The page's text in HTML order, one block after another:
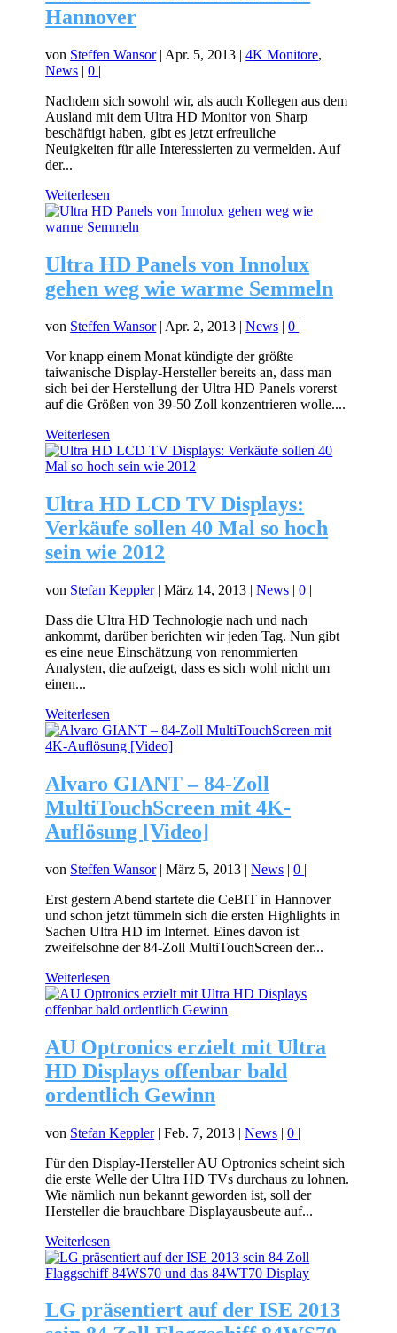
Hannover
von Steffen Wansor| Apr. 5, 2013 |4K Monitore,
News |0 |
Nachdem sich sowohl wir, als auch Kollegen aus dem
Ausland mit dem Ultra HD Monitor von Sharp
beschäftigt haben, gibt es jetzt erfreuliche
Neuigkeiten für alle Interessierten zu vermelden. Auf
der...
Weiterlesen
Ultra HD Panels von Innolux
gehen weg wie warme Semmeln
von Steffen Wansor| Apr. 2, 2013 |News |0 |
Vor knapp einem Monat kündigte der größte
taiwanische Display-Hersteller bereits an, dass man
sich bei der Herstellung der Ultra HD Panels vorerst
auf die Größen von 39-50 Zoll konzentrieren wolle....
Weiterlesen
Ultra HD LCD TV Displays:
Verkäufe sollen 40 Mal so hoch
sein wie 2012
von Stefan Keppler|März 14, 2013 |News |0 |
Dass die Ultra HD Technologie nach und nach
ankommt, darüber berichten wir jeden Tag. Nun gibt
es eine neue Einschätzung von renommierten
Analysten, die aufzeigt, dass es sich wohl nicht um
einen...
Weiterlesen
Alvaro GIANT – 84-Zoll
MultiTouchScreen mit 4K-
Auflösung [Video]
von Steffen Wansor|März 5, 2013 |News |0 |
Erst gestern Abend startete die CeBIT in Hannover
und schon jetzt tümmeln sich die ersten Highlights in
Sachen Ultra HD im Internet. Eines davon ist
zweifelsohne der 84-Zoll MultiTouchScreen der...
Weiterlesen
AU Optronics erzielt mit Ultra
HD Displays offenbar bald
ordentlich Gewinn
von Stefan Keppler|Feb. 7, 2013 |News |0 |
Für den Display-Hersteller AU Optronics scheint sich
die erste Welle der Ultra HD TVs durchaus zu lohnen.
Wie nämlich nun bekannt geworden ist, soll der
Hersteller die brauchbare Displayausbeute auf...
Weiterlesen
LG präsentiert auf der ISE 2013